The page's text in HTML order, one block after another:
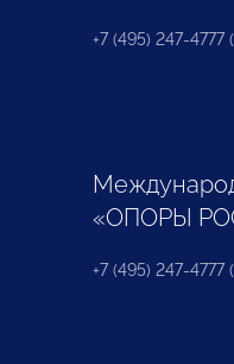
+7 (495) 247-4777
«ОПОРЫ
+7 (495) 247-4777